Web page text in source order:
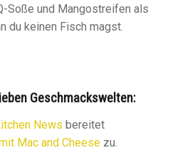
Soße und Mangostreifen als
du keinen Fisch magst.
Geschmackswelten:
News bereitet
Mac and Cheese zu.